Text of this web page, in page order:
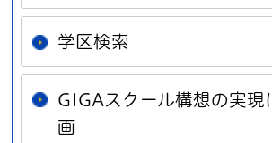
学区検索
GIGAスクール構想の実現
画